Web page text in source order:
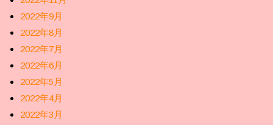
2022年9月
2022年8月
2022年7月
2022年6月
2022年5月
2022年4月
2022年3月